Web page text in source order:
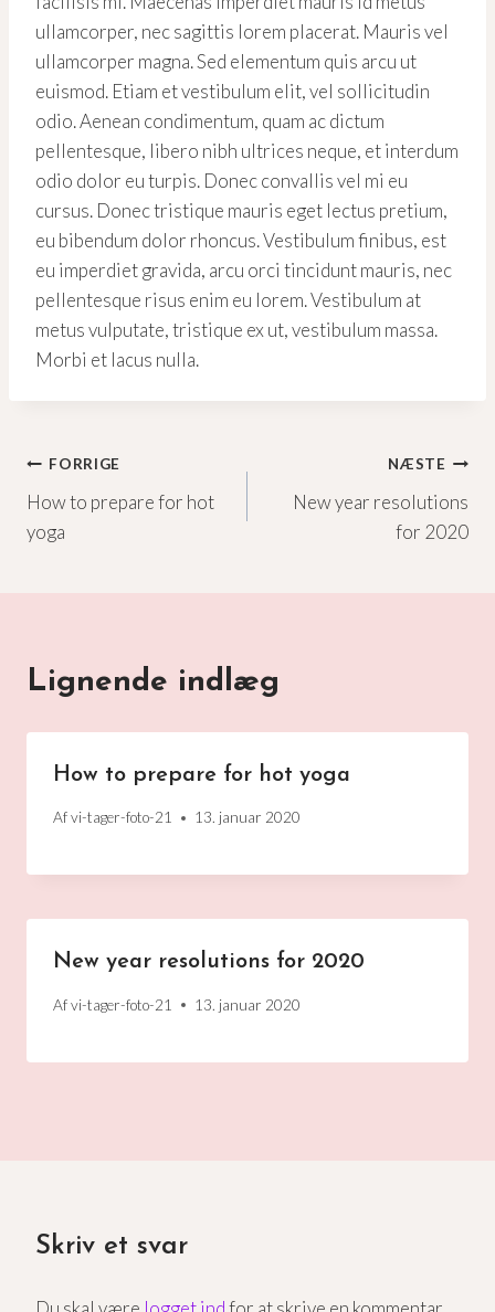
ullamcorper, nec sagittis lorem placerat. Mauris vel
ullamcorper magna. Sed elementum quis arcu ut
euismod. Etiam et vestibulum elit, vel sollicitudin
odio. Aenean condimentum, quam ac dictum
pellentesque, libero nibh ultrices neque, et interdum
odio dolor eu turpis. Donec convallis vel mi eu
cursus. Donec tristique mauris eget lectus pretium,
eu bibendum dolor rhoncus. Vestibulum finibus, est
eu imperdiet gravida, arcu orci tincidunt mauris, nec
pellentesque risus enim eu lorem. Vestibulum at
metus vulputate, tristique ex ut, vestibulum massa.
Morbi et lacus nulla.
Indlægsnavigation
FORRIGE
How to prepare for hot
yoga
NÆSTE
New year resolutions
for 2020
Lignende indlæg
How to prepare for hot yoga
Afvi-tager-foto-21 13. januar 2020
New year resolutions for 2020
Afvi-tager-foto-21 13. januar 2020
Skriv et svar